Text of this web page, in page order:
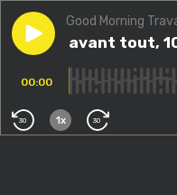
Play episodeHumain
Good Morning
Humain avant tout,
00:00
30 1x 30